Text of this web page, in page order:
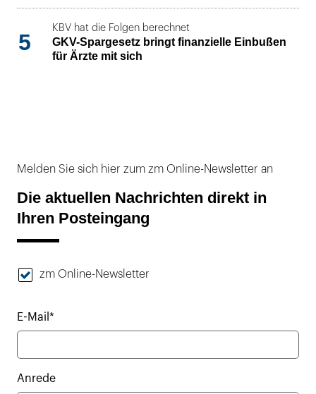
5
KBV hat die Folgen berechnet
GKV-Spargesetz bringt finanzielle Einbußen
für Ärzte mit sich
Melden Sie sich hier zum zm Online-Newsletter an
Die aktuellen Nachrichten direkt in
Ihren Posteingang
zm Online-Newsletter
E-Mail*
Anrede